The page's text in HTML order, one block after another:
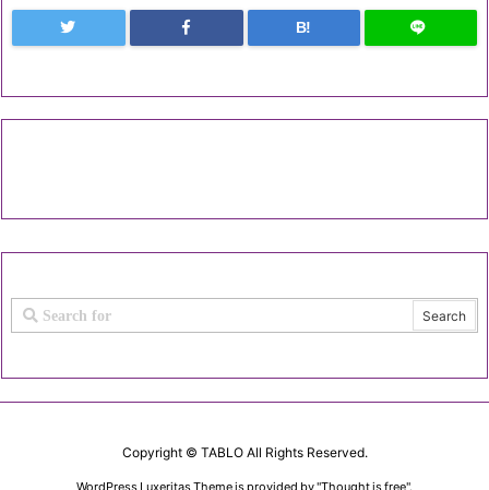
B!
Copyright © TABLOAll Rights Reserved.
WordPress Luxeritas Theme is provided by "Thought is free".